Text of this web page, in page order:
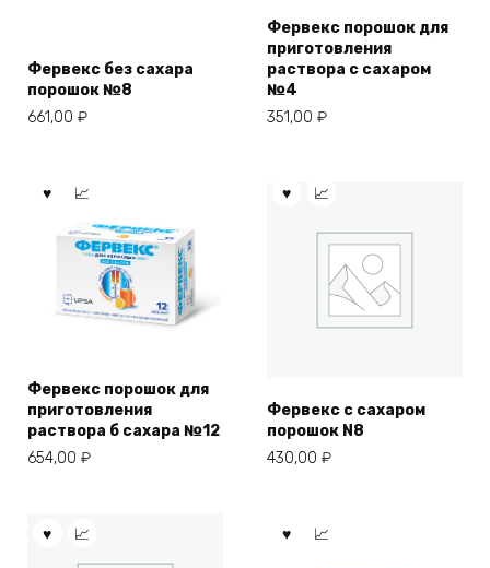
Фервекс без сахара
порошок №8
661,00 ₽
Фервекс порошок для
приготовления
раствора с сахаром
№4
351,00 ₽
Фервекс порошок для
приготовления
раствора б сахара №12
654,00 ₽
Фервекс с сахаром
порошок N8
430,00 ₽